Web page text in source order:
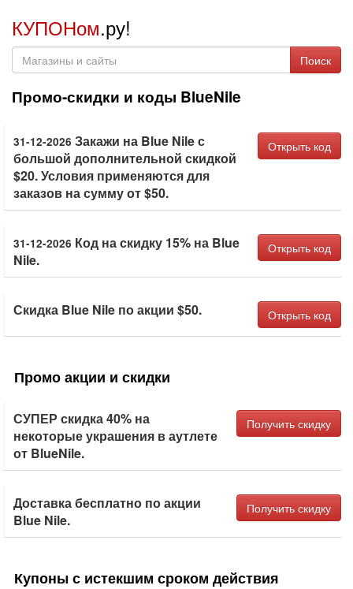
КУПОНом.ру!
Поиск
Промо-скидки и коды BlueNile
31-12-2026 Закажи на Blue Nile с
большой дополнительной скидкой
$20. Условия применяются для
заказов на сумму от $50.
Открыть код
31-12-2026 Код на скидку 15% на Blue
Nile.
Открыть код
Скидка Blue Nile по акции $50. Открыть код
Промо акции и скидки
СУПЕР скидка 40% на
некоторые украшения в аутлете
от BlueNile.
Получить скидку
Доставка бесплатно по акции
Blue Nile.
Получить скидку
Купоны с истекшим сроком действия